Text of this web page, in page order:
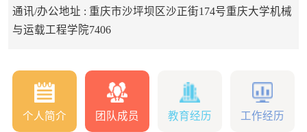
通讯/办公地址 : 重庆市沙坪坝区沙正街174号重庆大学机械
与运载工程学院7406
个人简介 团队成员 教育经历 工作经历